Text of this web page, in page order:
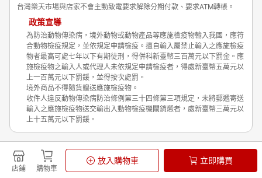
店鋪 購物車
放入購物車 立即購買
台灣樂天市場與店家不會主動致電要求解除分期付款、要求ATM轉帳。
政策宣導
為防治動物傳染病，境外動物或動物產品等應施檢疫物輸入我國，應符
合動物檢疫規定，並依規定申請檢疫。擅自輸入屬禁止輸入之應施檢疫
物者最高可處七年以下有期徒刑，得併科新臺幣三百萬元以下罰金。應
施檢疫物之輸入人或代理人未依規定申請檢疫者，得處新臺幣五萬元以
上一百萬元以下罰鍰，並得按次處罰。
境外商品不得隨貨贈送應施檢疫物。
收件人違反動物傳染病防治條例第三十四條第三項規定，未將郵遞寄送
輸入之應施檢疫物送交輸出入動物檢疫機關銷燬者，處新臺幣三萬元以
上十五萬元以下罰鍰。
Shopping is Entertainment!
非洲豬瘟政策宣導
隱私權政策
© Rakuten Group, Inc.